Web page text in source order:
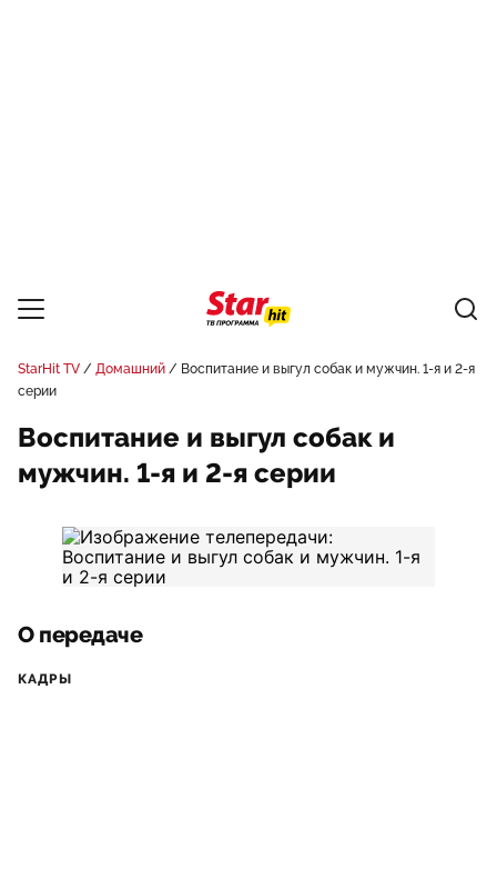
StarHit TV Домашний
Воспитание и выгул собак и мужчин. 1-я и 2-я
серии
Воспитание и выгул собак и
мужчин. 1-я и 2-я серии
О передаче
КАДРЫ